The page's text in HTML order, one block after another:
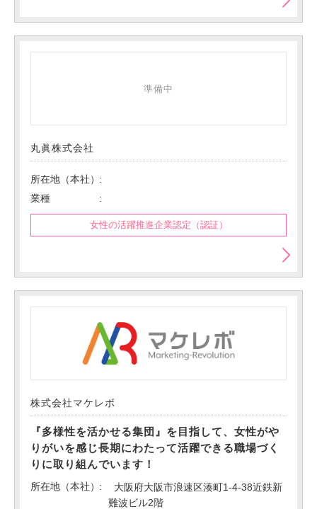
準備中
丸眞株式会社
所在地（本社）
業種
女性の活躍推進企業認定（認証）
株式会社マケレボ
『多様性を活かせる集団』を目指して、女性がや
りがいを感じ長期にわたって活躍できる職場づく
りに取り組んでいます！
所在地（本社）
大阪府大阪市浪速区湊町1-4-38近鉄新
難波ビル2階